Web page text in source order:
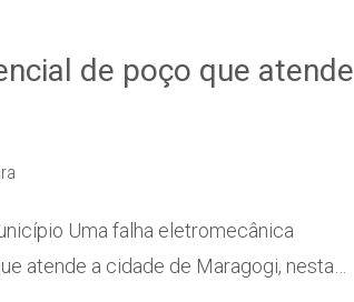
de poço que atende
Uma falha eletromecânica
atende a cidade de Maragogi, nesta…